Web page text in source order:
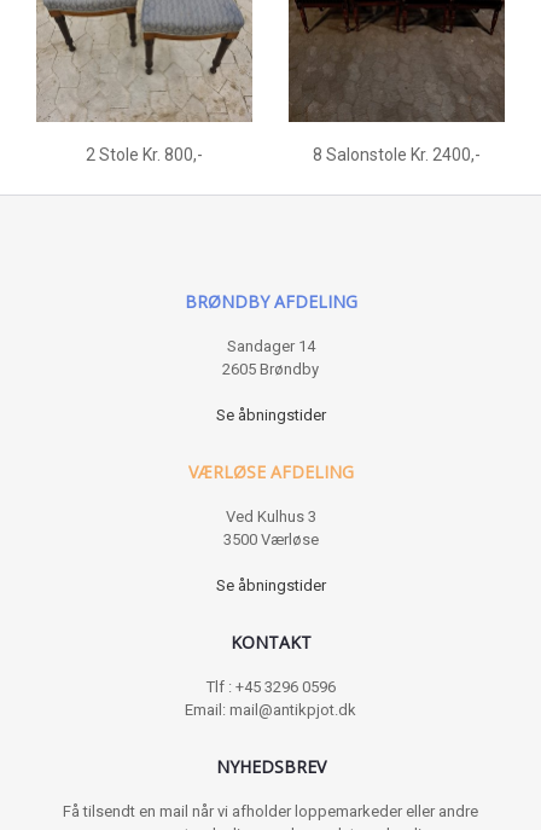
2 Stole Kr. 800,- 8 Salonstole Kr. 2400,-
BRØNDBY AFDELING
Sandager 14
2605 Brøndby
Se åbningstider
VÆRLØSE AFDELING
Ved Kulhus 3
3500 Værløse
Se åbningstider
KONTAKT
Tlf : +45 3296 0596
Email: mail@antikpjot.dk
NYHEDSBREV
Få tilsendt en mail når vi afholder loppemarkeder eller andre